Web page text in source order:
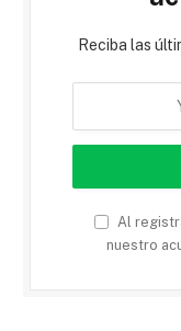
Reciba las
Al
nuestro